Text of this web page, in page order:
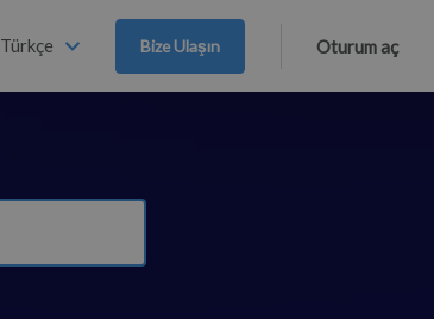
Türkçe Bize Ulaşın Oturum aç